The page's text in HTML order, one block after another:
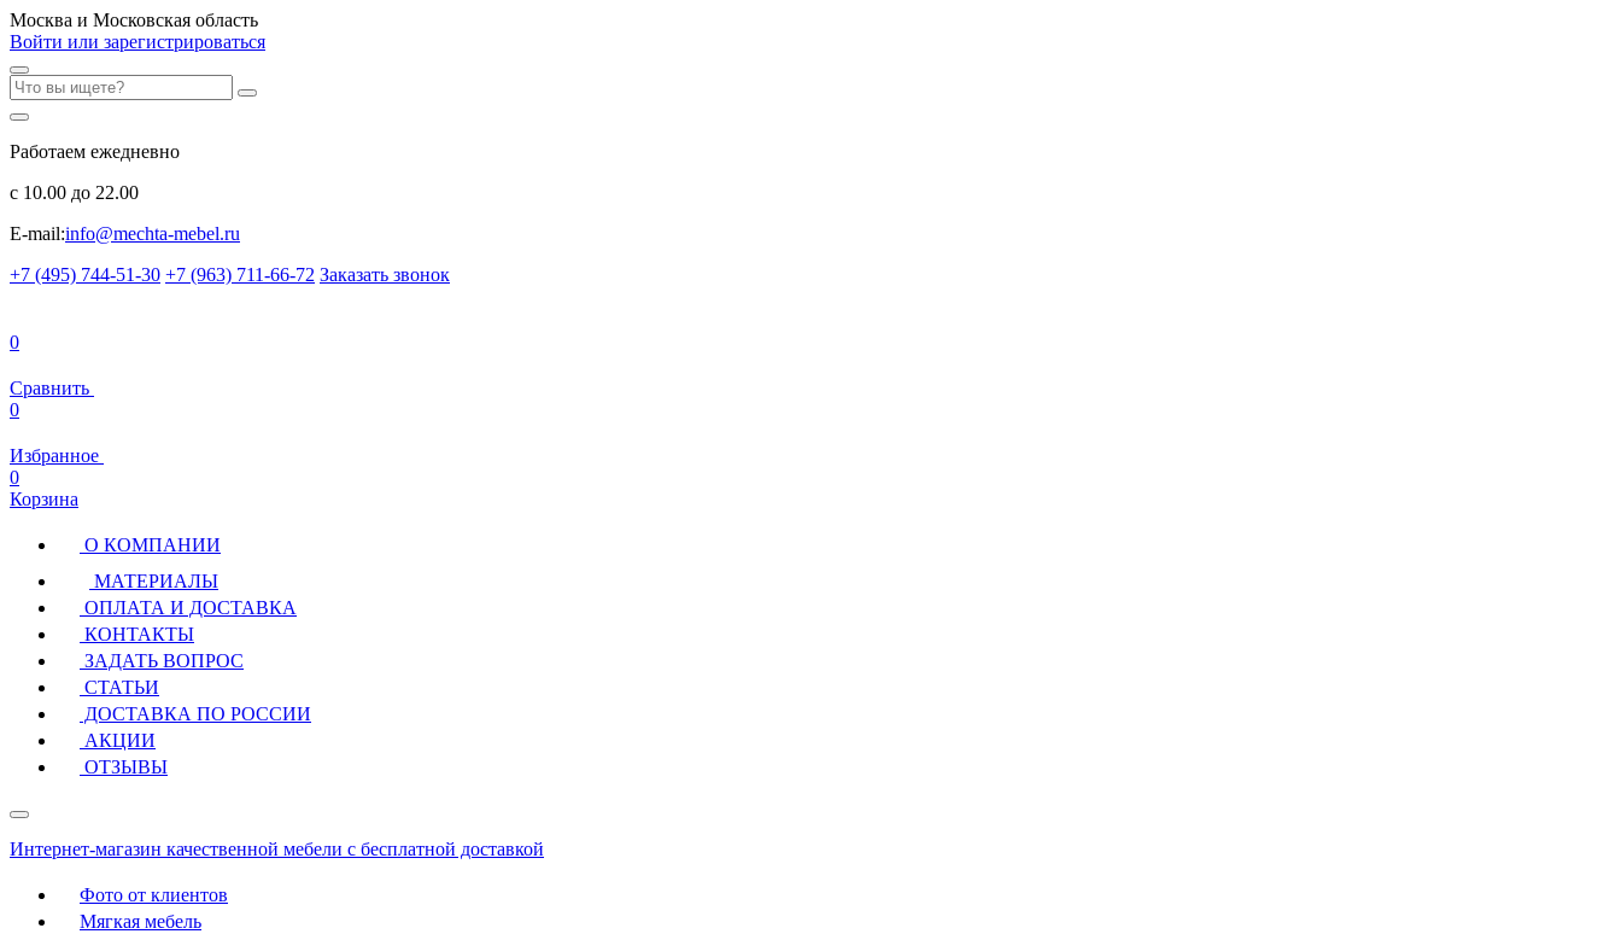
Москва и Московская область
Войти или зарегистрироваться
Работаем ежедневно
с 10.00 до 22.00
E-mail:info@mechta-mebel.ru
+7 (495) 744-51-30 +7 (963) 711-66-72 Заказать звонок
0
Сравнить
0
Избранное
0
Корзина
О КОМПАНИИ
МАТЕРИАЛЫ
ОПЛАТА И ДОСТАВКА
КОНТАКТЫ
ЗАДАТЬ ВОПРОС
СТАТЬИ
ДОСТАВКА ПО РОССИИ
АКЦИИ
ОТЗЫВЫ
Интернет-магазин качественной мебели с бесплатной доставкой
Фото от клиентов
Мягкая мебель